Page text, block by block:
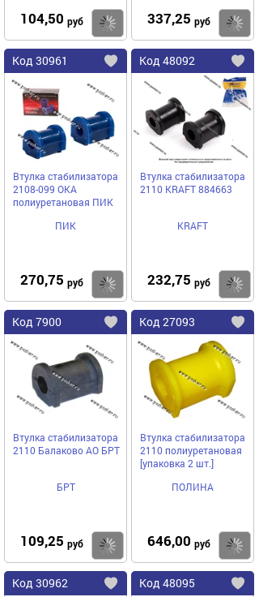
104,50 руб Купить
337,25 руб
Код 30961
Добавить
избранное
Втулка стабилизатора
2108-099 ОКА
полиуретановая ПИК
ПИК
270,75 руб Купить
Код 48092
в
Втулка стабилизатора
2110 KRAFT 884663
KRAFT
232,75 руб
Код 7900
Добавить
избранное
Втулка стабилизатора
2110 Балаково АО БРТ
БРТ
109,25 руб Купить
Код 27093
Втулка стабилизатора
2110 полиуретановая
[упаковка 2 шт.]
ПОЛИНА
646,00 руб
Код 30962
Добавить
Код 48095